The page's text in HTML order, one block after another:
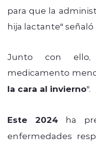
para que la
hija lactante"
Junto con
medicamento
la cara al invierno".
Este 2024 ha
enfermedades